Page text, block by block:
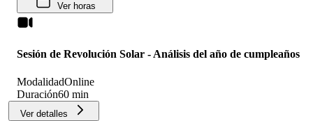
Ver horas
Sesión de Revolución Solar - Análisis del año de cumpleaños
ModalidadOnline
Duración60 min
Ver detalles